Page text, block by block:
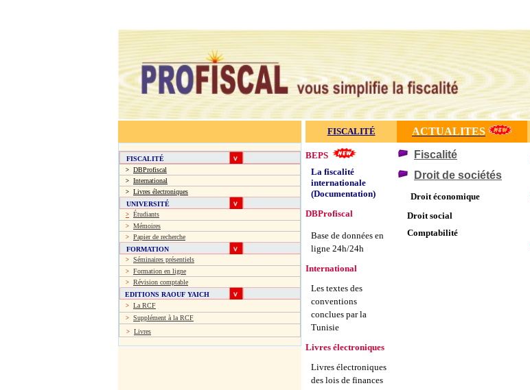
FISCALITÉ ACTUALITES
FISCALITÉ
> DBProfiscal
> International
> Livres électroniques
UNIVERSITÉ
> Étudiants
> Mémoires
> Papier de recherche
FORMATION
> Séminaires présentiels
> Formation en ligne
> Révision comptable
EDITIONS RAOUF YAICH
> La RCF
> Supplément à la RCF
> Livres
BEPS
La fiscalité
internationale
(Documentation)
DBProfiscal
Base de données en
ligne 24h/24h
International
Les textes des
conventions
conclues par la
Tunisie
Livres électroniques
Livres électroniques
des lois de finances
Fiscalité
Droit de sociétés
Droit économique
Droit social
Comptabilité